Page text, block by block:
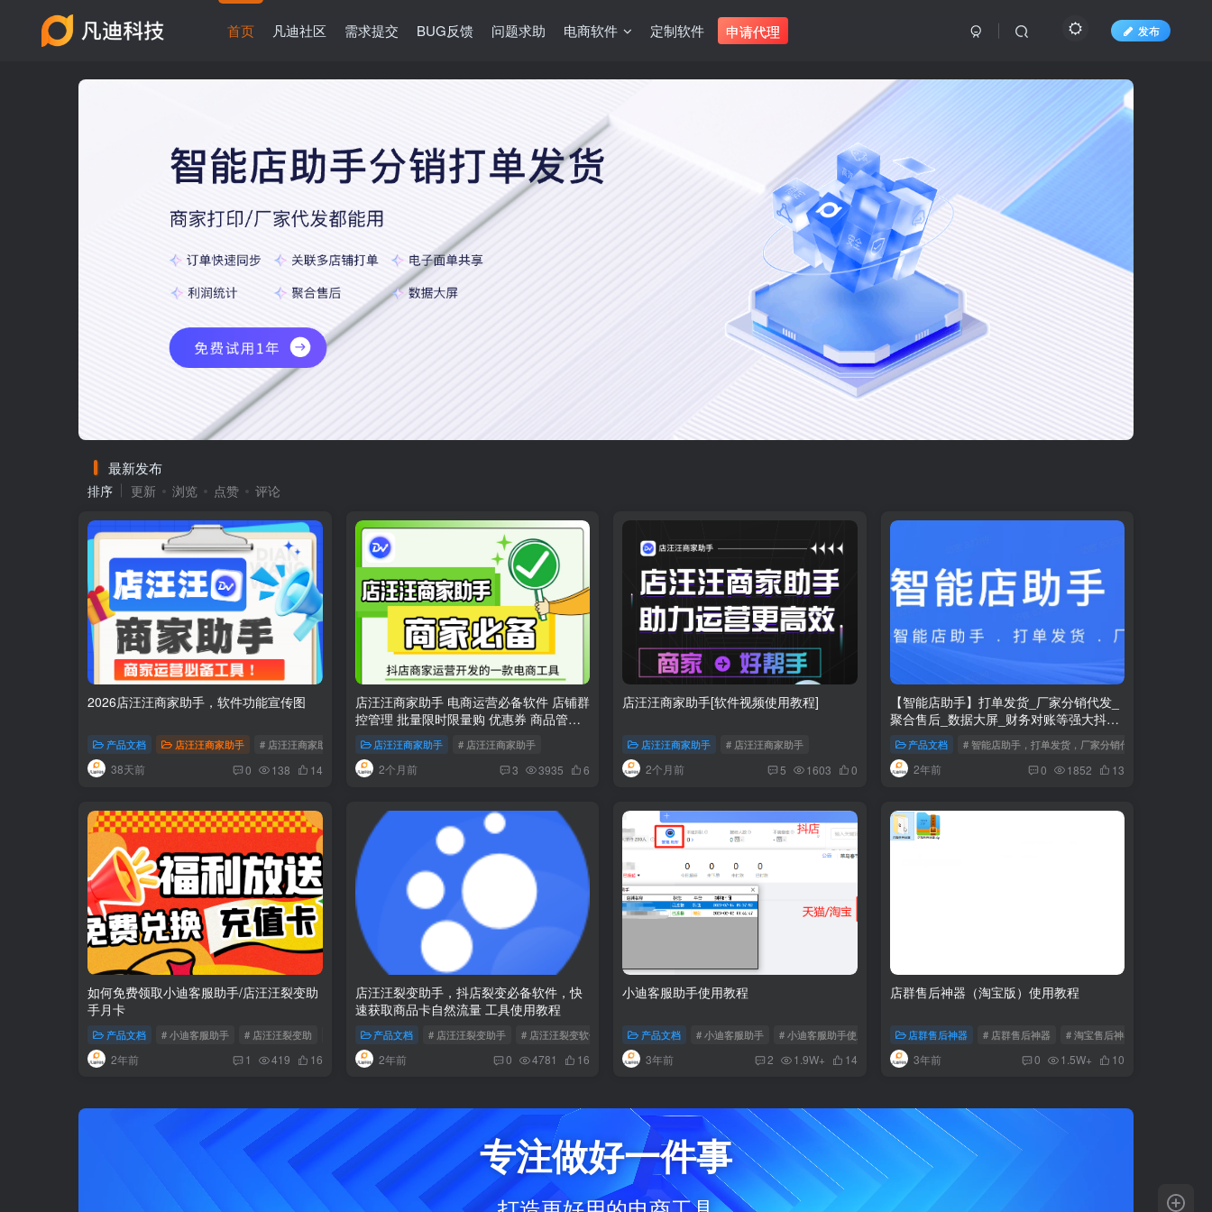
首页 凡迪社区 需求提交 BUG反馈 问题求助 电商软件 定制软件 申请代理 发布
郑州凡迪科技有限公司
专业的电商工具服务商
最新发布
排序 更新 浏览 点赞 评论
2026店汪汪商家助手，软件功能宣传图
产品文档 店汪汪商家助手 # 店汪汪商家助手 # 2026店汪汪商家助手 # 店汪汪商家
38天前 0 138 14
店汪汪商家助手 电商运营必备软件 店铺群
控管理 批量限时限量购 优惠券 商品管理
达人邀约 等强大功能软件
店汪汪商家助手 # 店汪汪商家助手
2个月前 3 3935 6
店汪汪商家助手[软件视频使用教程]
店汪汪商家助手 # 店汪汪商家助手
2个月前 5 1603 0
【智能店助手】打单发货_厂家分销代发_
聚合售后_数据大屏_财务对账等强大抖店
发货工具
产品文档 # 智能店助手，打单发货，厂家分销代发，抖店打单
2年前 0 1852 13
如何免费领取小迪客服助手/店汪汪裂变助
手月卡
产品文档 # 小迪客服助手 # 店汪汪裂变助 # 免费领充值卡
2年前 1 419 16
店汪汪裂变助手，抖店裂变必备软件，快
速获取商品卡自然流量 工具使用教程
产品文档 # 店汪汪裂变助手 # 店汪汪裂变软件 # 抖店裂变
2年前 0 4781 16
小迪客服助手使用教程
产品文档 # 小迪客服助手 # 小迪客服助手使用教程
3年前 2 1.9W+ 14
店群售后神器（淘宝版）使用教程
店群售后神器 # 店群售后神器 # 淘宝售后神器
3年前 0 1.5W+ 10
专注做好一件事